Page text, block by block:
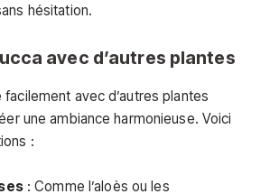
hésitation.
avec d’autres plantes
avec d’autres plantes
une ambiance harmonieuse. Voici
:
: Comme l’aloès ou les